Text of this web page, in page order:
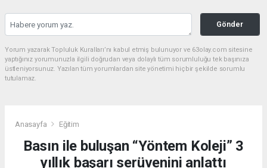
Gönder
Yorum yazarak Topluluk Kuralları’nı kabul etmiş bulunuyor ve 63olay.com sitesine
yaptığınız yorumunuzla ilgili doğrudan veya dolaylı tüm sorumluluğu tek başınıza
üstleniyorsunuz. Yazılan tüm yorumlardan site yönetimi hiçbir şekilde sorumlu
tutulamaz.
Anasayfa Eğitim
Basın ile buluşan “Yöntem Koleji” 3
yıllık başarı serüvenini anlattı